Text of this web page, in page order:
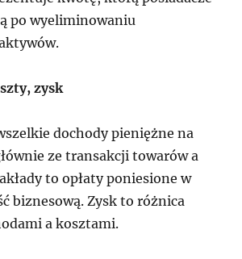
po wyeliminowaniu
zysk
dochody pieniężne na
ze transakcji towarów a
to opłaty poniesione w
biznesową. Zysk to różnica
a kosztami.